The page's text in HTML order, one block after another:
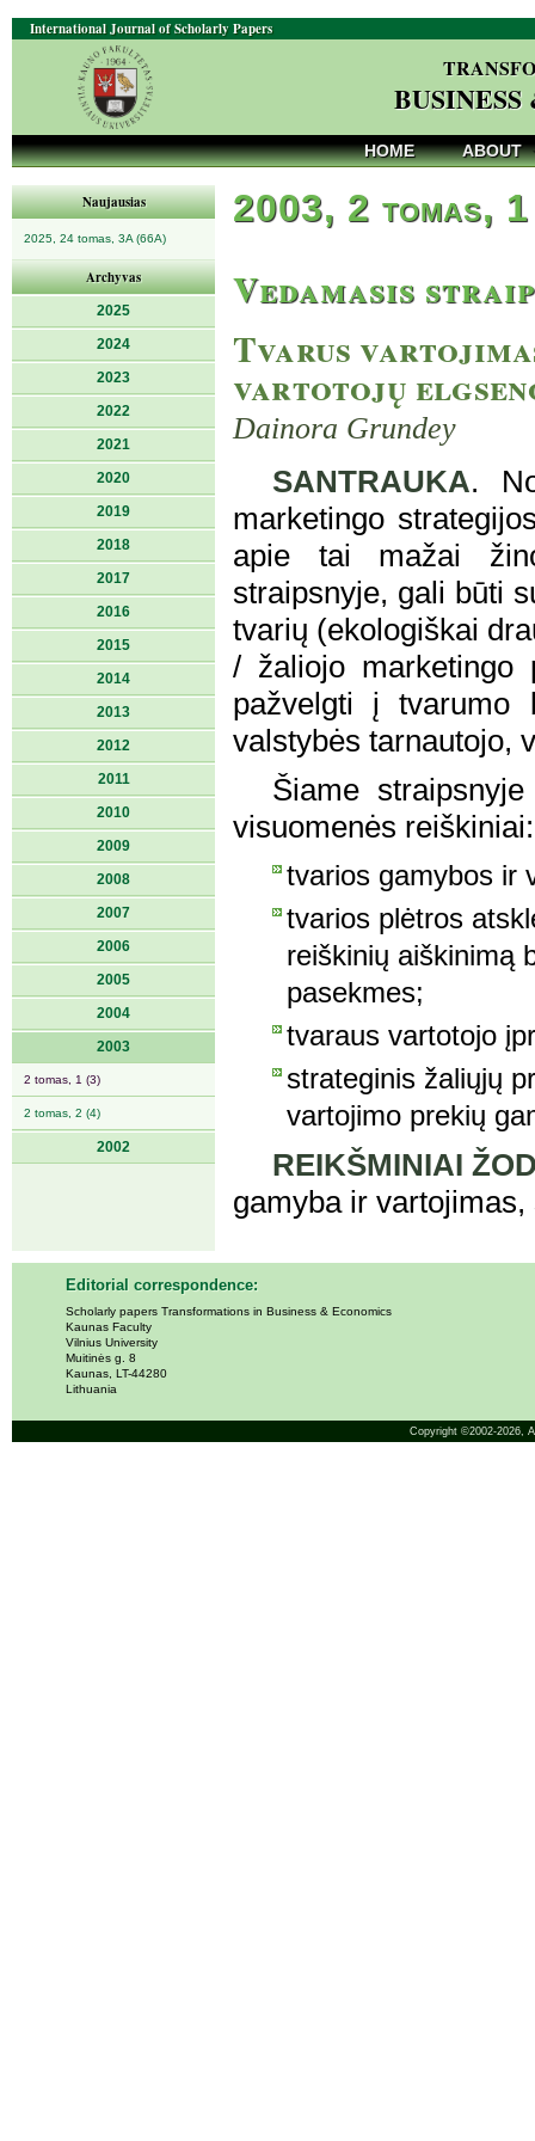
International Journal of Scholarly Papers
HOME ABOUT
Naujausias
2025, 24 tomas, 3A (66A)
Archyvas
2025
2024
2023
2022
2021
2020
2019
2018
2017
2016
2015
2014
2013
2012
2011
2010
2009
2008
2007
2006
2005
2004
2003
2 tomas, 1 (3)
2 tomas, 2 (4)
2002
2003, 2 tomas,
Vedamasis
Tvarus
vartotojų
Dainora Grundey
SANTRAUKA.
marketingo
apie tai mažai
straipsnyje, gali būti
tvarių (ekologiškai
/ žaliojo marketingo
pažvelgti į tvarumo
valstybės tarnautojo,
Šiame
visuomenės reiškiniai:
tvarios gamybos ir
tvarios plėtros
reiškinių aiškinimą
pasekmes;
tvaraus vartotojo
strateginis žaliųjų
vartojimo prekių
REIKŠMINIAI
gamyba ir
Editorial correspondence:
Scholarly papers Transformations in Business & Economics
Kaunas Faculty
Vilnius University
Muitinės g. 8
Kaunas, LT-44280
Lithuania
Copyright ©2002-2026,